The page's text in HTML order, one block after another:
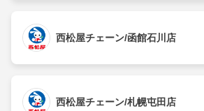
西松屋チェーン/函館石川店
西松屋チェーン/札幌屯田店